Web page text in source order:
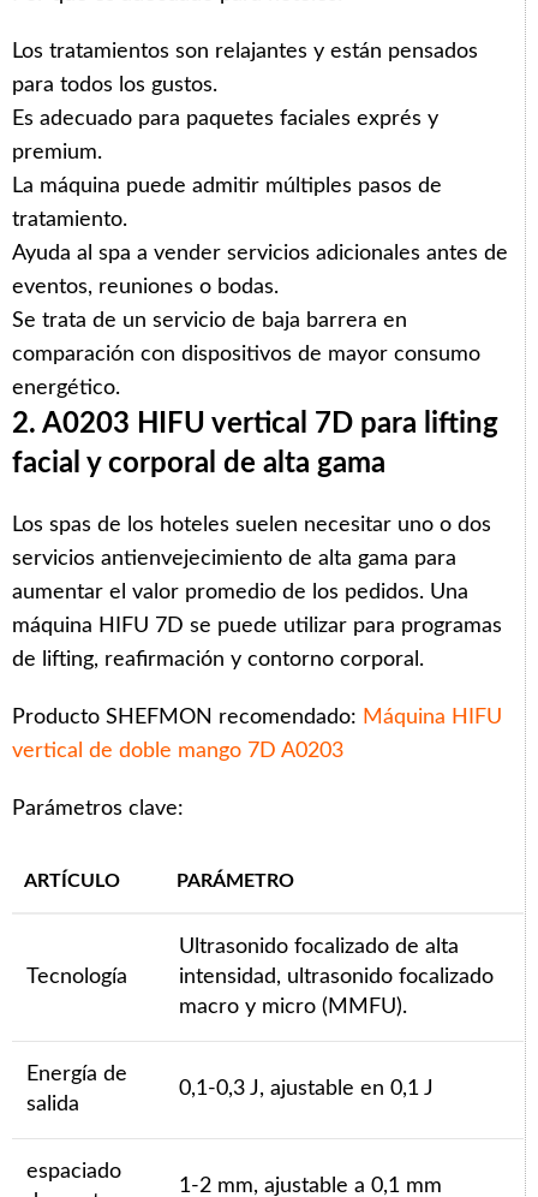
Los tratamientos son relajantes y están pensados
para todos los gustos.
Es adecuado para paquetes faciales exprés y
premium.
La máquina puede admitir múltiples pasos de
tratamiento.
Ayuda al spa a vender servicios adicionales antes de
eventos, reuniones o bodas.
Se trata de un servicio de baja barrera en
comparación con dispositivos de mayor consumo
energético.
2. A0203 HIFU vertical 7D para lifting
facial y corporal de alta gama
Los spas de los hoteles suelen necesitar uno o dos
servicios antienvejecimiento de alta gama para
aumentar el valor promedio de los pedidos. Una
máquina HIFU 7D se puede utilizar para programas
de lifting, reafirmación y contorno corporal.
Producto SHEFMON recomendado: Máquina HIFU
vertical de doble mango 7D A0203
Parámetros clave:
ARTÍCULO PARÁMETRO
Tecnología
Ultrasonido focalizado de alta
intensidad, ultrasonido focalizado
macro y micro (MMFU).
Energía de
salida
0,1-0,3 J, ajustable en 0,1 J
espaciado
1-2 mm, ajustable a 0,1 mm